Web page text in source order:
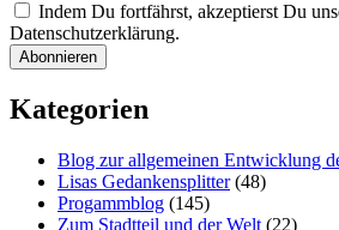
Indem Du fortfährst, akzeptierst Du
Datenschutzerklärung.
Kategorien
Blog zur allgemeinen Entwicklung
Lisas Gedankensplitter(48)
Progammblog (145)
Zum Stadtteil und der Welt (22)